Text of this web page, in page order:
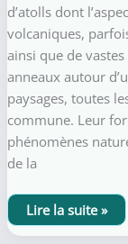
d’atolls dont
volcaniques,
ainsi que de
anneaux autour
paysages, toutes
commune. Leur
phénomènes
de la
Formation
des
îles,
Lire la suite »